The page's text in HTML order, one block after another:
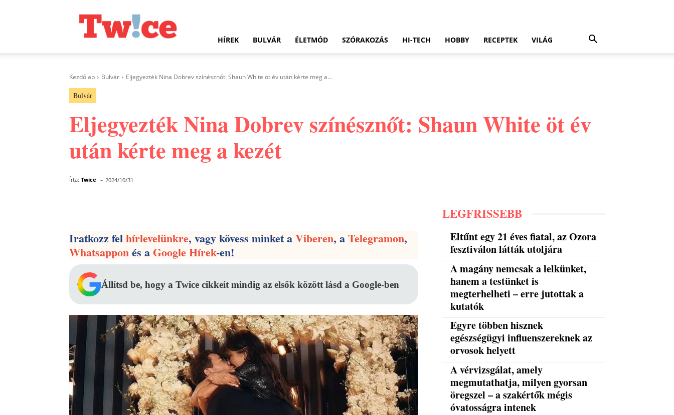
HÍREK BULVÁR ÉLETMÓD SZÓRAKOZÁS HI-TECH HOBBY RECEPTEK VILÁG
Kezdőlap Bulvár Eljegyezték Nina Dobrev színésznőt: Shaun White öt év után kérte meg a...
Bulvár
Eljegyezték Nina Dobrev színésznőt: Shaun White öt év
után kérte meg a kezét
Írta: Twice - 2024/10/31
Iratkozz felhírlevelünkre, vagy kövess minket aViberen, aTelegramon,
Whatsapponés aGoogle Hírek-en!
Állítsd be, hogy a Twice cikkeit mindig az elsők között lásd a Google-ben
LEGFRISSEBB
Eltűnt egy 21 éves fiatal, az Ozora
fesztiválon látták utoljára
A magány nemcsak a lelkünket,
hanem a testünket is
megterhelheti – erre jutottak a
kutatók
Egyre többen hisznek
egészségügyi influenszereknek az
orvosok helyett
A vérvizsgálat, amely
megmutathatja, milyen gyorsan
öregszel – a szakértők mégis
óvatosságra intenek